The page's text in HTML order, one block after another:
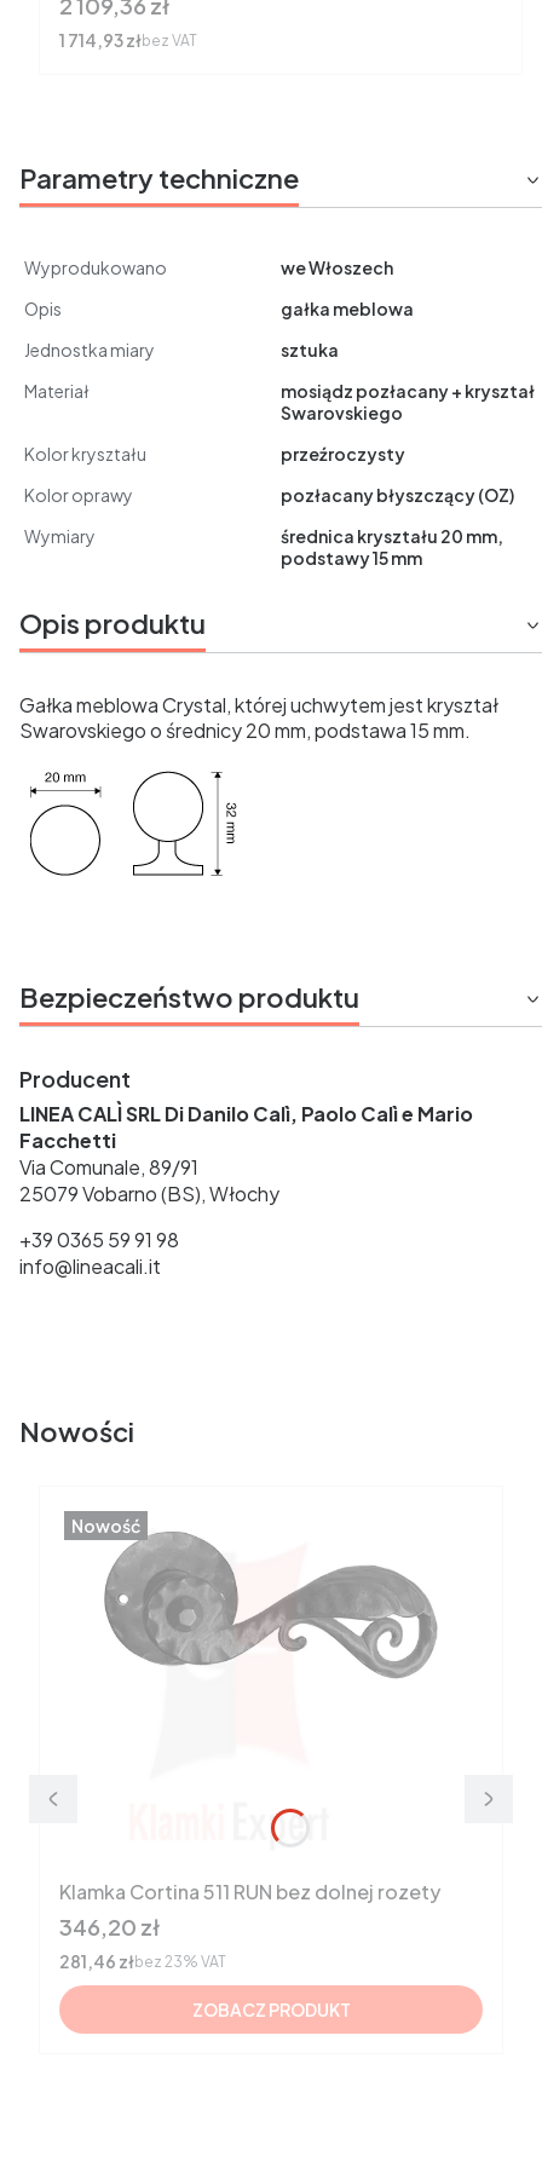
Cena
1 714,93 złbez VAT
Parametry techniczne
Wyprodukowano
we Włoszech
Opis
gałka meblowa
Jednostka miary
sztuka
Materiał
mosiądz pozłacany + kryształ
Swarovskiego
Kolor kryształu
przeźroczysty
Kolor oprawy
pozłacany błyszczący (OZ)
Wymiary
średnica kryształu 20 mm,
podstawy 15 mm
Opis produktu
Gałka meblowa Crystal, której uchwytem jest kryształ
Swarovskiego o średnicy 20 mm, podstawa 15 mm.
Bezpieczeństwo produktu
Producent
LINEA CALÌ SRL Di Danilo Calì, Paolo Calì e Mario
Facchetti
Via Comunale, 89/91
25079 Vobarno (BS), Włochy
+39 0365 59 91 98
info@lineacali.it
Nowości
Nowość
Klamka Cortina 511 RUN bez dolnej rozety
Cena brutto
346,20 zł
Cena netto
281,46 złbez 23% VAT
ZOBACZ PRODUKT